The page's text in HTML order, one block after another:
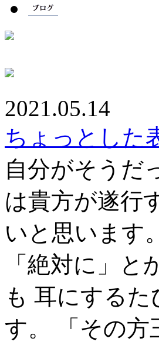
2021.05.14
ちょっとした
自分がそうだ
は貴方が遂行
いと思います
「絶対に」
も 耳にする
す。 「その方